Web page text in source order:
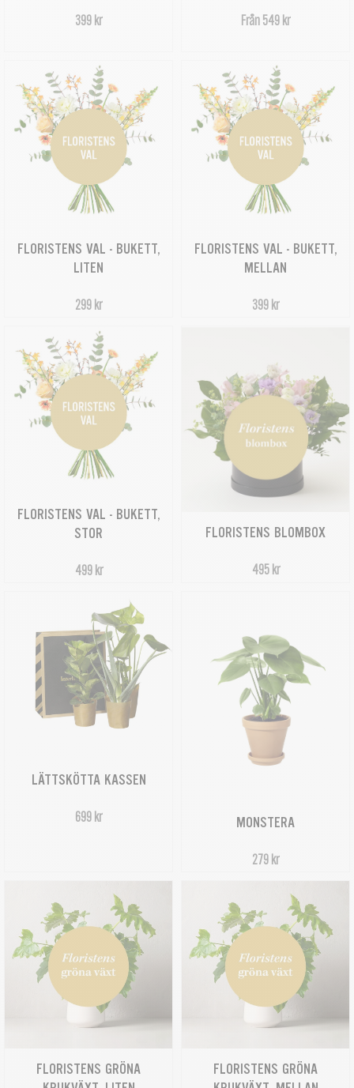
399 kr Från 549 kr
FLORISTENS VAL - BUKETT,
LITEN
299 kr
FLORISTENS VAL - BUKETT,
MELLAN
399 kr
FLORISTENS VAL - BUKETT,
STOR
499 kr
FLORISTENS BLOMBOX
495 kr
LÄTTSKÖTTA KASSEN
699 kr MONSTERA
279 kr
FLORISTENS GRÖNA
FLORISTENS GRÖNA